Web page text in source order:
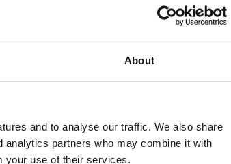
About
and to analyse our traffic. We also share
analytics partners who may combine it with
your use of their services.
ponuda: pedaline, sadržaj za djecu